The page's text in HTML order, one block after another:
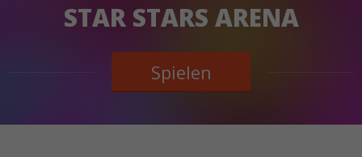
STAR STARS ARENA
Spielen